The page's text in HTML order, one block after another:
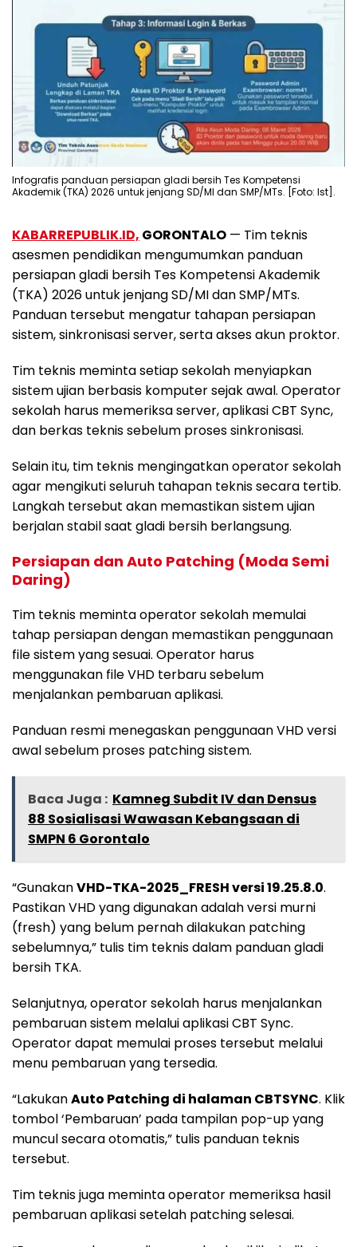
Infografis panduan persiapan gladi bersih Tes Kompetensi
Akademik (TKA) 2026 untuk jenjang SD/MI dan SMP/MTs. [Foto: Ist].
KABARREPUBLIK.ID, GORONTALO — Tim teknis
asesmen pendidikan mengumumkan panduan
persiapan gladi bersih Tes Kompetensi Akademik
(TKA) 2026 untuk jenjang SD/MI dan SMP/MTs.
Panduan tersebut mengatur tahapan persiapan
sistem, sinkronisasi server, serta akses akun proktor.
Tim teknis meminta setiap sekolah menyiapkan
sistem ujian berbasis komputer sejak awal. Operator
sekolah harus memeriksa server, aplikasi CBT Sync,
dan berkas teknis sebelum proses sinkronisasi.
Selain itu, tim teknis mengingatkan operator sekolah
agar mengikuti seluruh tahapan teknis secara tertib.
Langkah tersebut akan memastikan sistem ujian
berjalan stabil saat gladi bersih berlangsung.
Persiapan dan Auto Patching (Moda Semi
Daring)
Tim teknis meminta operator sekolah memulai
tahap persiapan dengan memastikan penggunaan
file sistem yang sesuai. Operator harus
menggunakan file VHD terbaru sebelum
menjalankan pembaruan aplikasi.
Panduan resmi menegaskan penggunaan VHD versi
awal sebelum proses patching sistem.
Baca Juga : Kamneg Subdit IV dan Densus
88 Sosialisasi Wawasan Kebangsaan di
SMPN 6 Gorontalo
“GunakanVHD-TKA-2025_FRESH versi 19.25.8.0.
Pastikan VHD yang digunakan adalah versi murni
(fresh) yang belum pernah dilakukan patching
sebelumnya,” tulis tim teknis dalam panduan gladi
bersih TKA.
Selanjutnya, operator sekolah harus menjalankan
pembaruan sistem melalui aplikasi CBT Sync.
Operator dapat memulai proses tersebut melalui
menu pembaruan yang tersedia.
“LakukanAuto Patching di halaman CBTSYNC. Klik
tombol ‘Pembaruan’ pada tampilan pop-up yang
muncul secara otomatis,” tulis panduan teknis
tersebut.
Tim teknis juga meminta operator memeriksa hasil
pembaruan aplikasi setelah patching selesai.